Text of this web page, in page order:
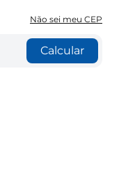
Não sei meu CEP
Calcular